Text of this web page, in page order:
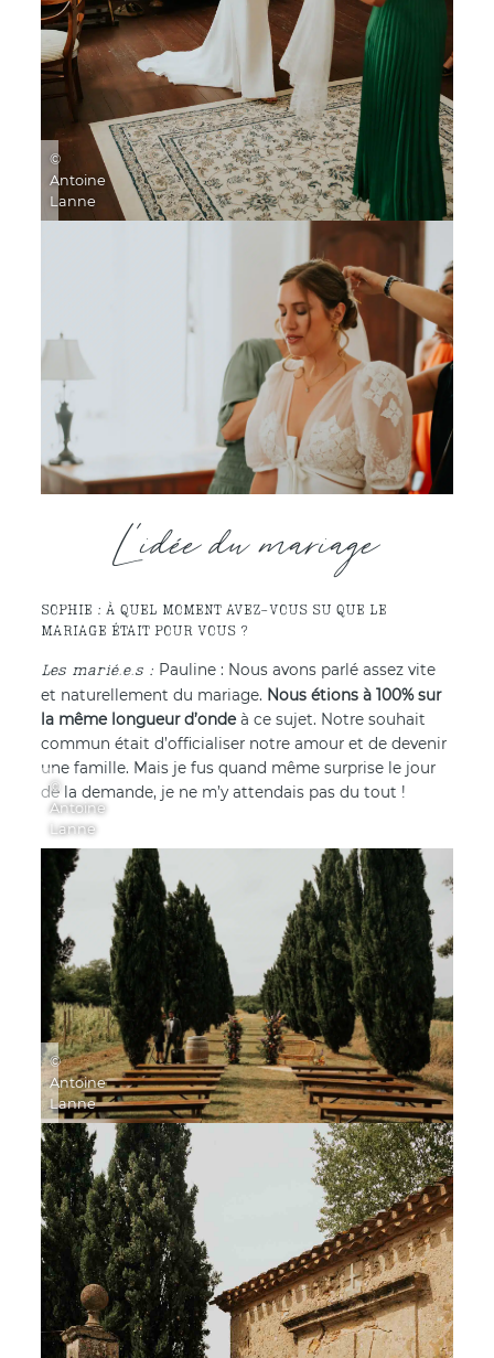
©
Antoine
Lanne
L'idée du mariage
SOPHIE : À QUEL MOMENT AVEZ-VOUS SU QUE LE
MARIAGE ÉTAIT POUR VOUS ?
Pauline : Nous avons parlé assez vite
et naturellement du mariage. Nous étions à 100% sur
la même longueur d’ondeà ce sujet. Notre souhait
commun était d’officialiser notre amour et de devenir
une famille. Mais je fus quand même surprise le jour
de la demande, je ne m’y attendais pas du tout !
©
Antoine
Lanne
©
Antoine
Lanne